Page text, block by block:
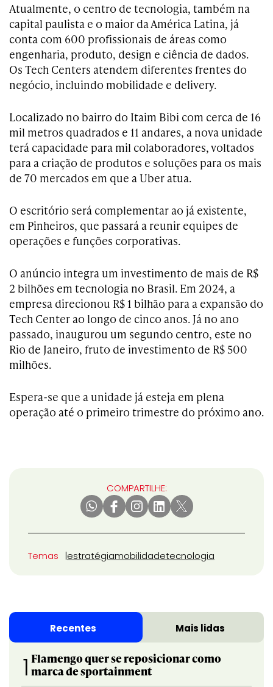
Atualmente, o centro de tecnologia, também na
capital paulista e o maior da América Latina, já
conta com 600 profissionais de áreas como
engenharia, produto, design e ciência de dados.
Os Tech Centers atendem diferentes frentes do
negócio, incluindo mobilidade e delivery.
Localizado no bairro do Itaim Bibi com cerca de 16
mil metros quadrados e 11 andares, a nova unidade
terá capacidade para mil colaboradores, voltados
para a criação de produtos e soluções para os mais
de 70 mercados em que a Uber atua.
O escritório será complementar ao já existente,
em Pinheiros, que passará a reunir equipes de
operações e funções corporativas.
O anúncio integra um investimento de mais de R$
2 bilhões em tecnologia no Brasil. Em 2024, a
empresa direcionou R$ 1 bilhão para a expansão do
Tech Center ao longo de cinco anos. Já no ano
passado, inaugurou um segundo centro, este no
Rio de Janeiro, fruto de investimento de R$ 500
milhões.
Espera-se que a unidade já esteja em plena
operação até o primeiro trimestre do próximo ano.
COMPARTILHE:
Temas estratégiamobilidadetecnologia
Recentes Mais lidas
1 Flamengo quer se reposicionar como
marca de sportainment